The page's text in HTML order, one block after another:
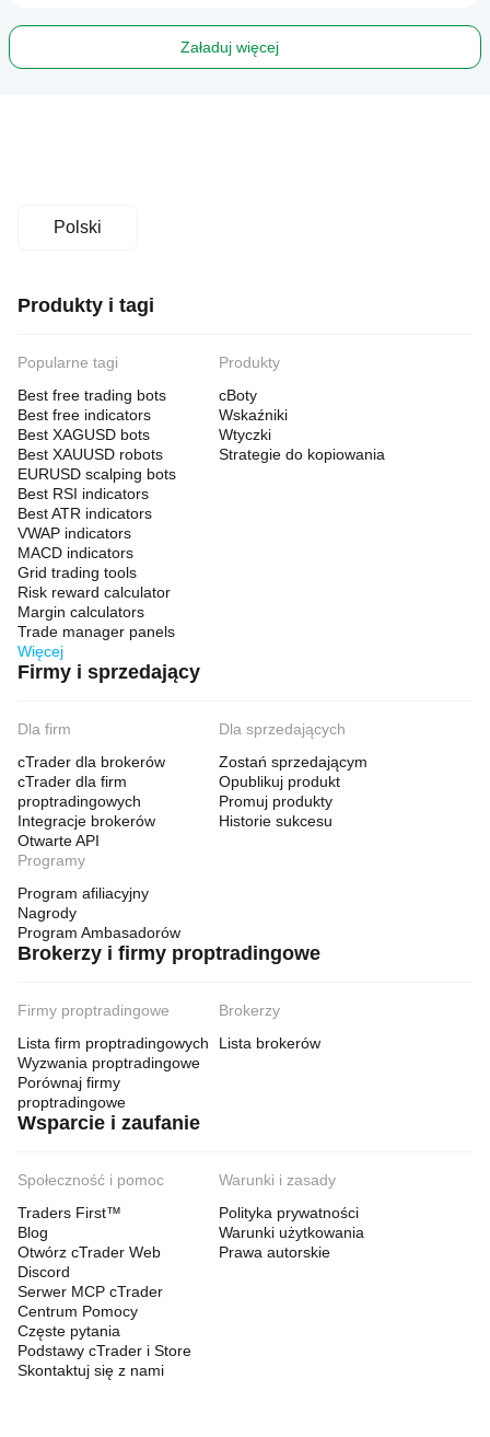
Załaduj więcej
Polski
Produkty i tagi
Popularne tagi
Best free trading bots
Best free indicators
Best XAGUSD bots
Best XAUUSD robots
EURUSD scalping bots
Best RSI indicators
Best ATR indicators
VWAP indicators
MACD indicators
Grid trading tools
Risk reward calculator
Margin calculators
Trade manager panels
Więcej
Produkty
cBoty
Wskaźniki
Wtyczki
Strategie do kopiowania
Firmy i sprzedający
Dla firm
cTrader dla brokerów
cTrader dla firm
proptradingowych
Integracje brokerów
Otwarte API
Dla sprzedających
Zostań sprzedającym
Opublikuj produkt
Promuj produkty
Historie sukcesu
Programy
Program afiliacyjny
Nagrody
Program Ambasadorów
Brokerzy i firmy proptradingowe
Firmy proptradingowe
Lista firm proptradingowych
Wyzwania proptradingowe
Porównaj firmy
proptradingowe
Brokerzy
Lista brokerów
Wsparcie i zaufanie
Społeczność i pomoc
Traders First™
Blog
Otwórz cTrader Web
Discord
Serwer MCP cTrader
Centrum Pomocy
Częste pytania
Podstawy cTrader i Store
Skontaktuj się z nami
Warunki i zasady
Polityka prywatności
Warunki użytkowania
Prawa autorskie